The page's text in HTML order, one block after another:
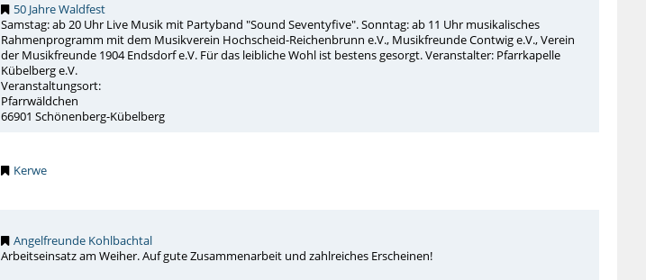
50 Jahre Waldfest
Samstag: ab 20 Uhr Live Musik mit Partyband "Sound Seventyfive". Sonntag: ab 11 Uhr musikalisches
Rahmenprogramm mit dem Musikverein Hochscheid-Reichenbrunn e.V., Musikfreunde Contwig e.V., Verein
der Musikfreunde 1904 Endsdorf e.V. Für das leibliche Wohl ist bestens gesorgt. Veranstalter: Pfarrkapelle
Kübelberg e.V.
Veranstaltungsort:
Pfarrwäldchen
66901 Schönenberg-Kübelberg
Kerwe
Angelfreunde Kohlbachtal
Arbeitseinsatz am Weiher. Auf gute Zusammenarbeit und zahlreiches Erscheinen!